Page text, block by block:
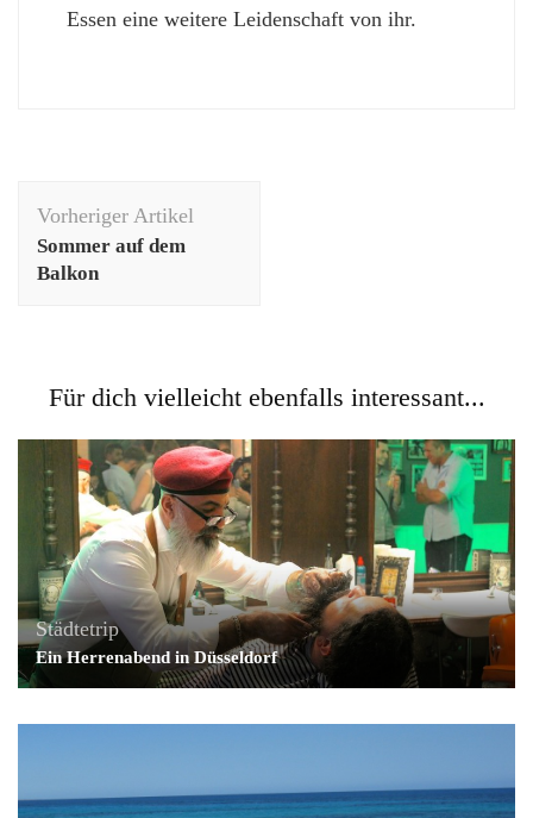
Essen eine weitere Leidenschaft von ihr.
Vorheriger Artikel
Sommer auf dem
Balkon
Für dich vielleicht ebenfalls interessant...
Städtetrip
Ein Herrenabend in Düsseldorf